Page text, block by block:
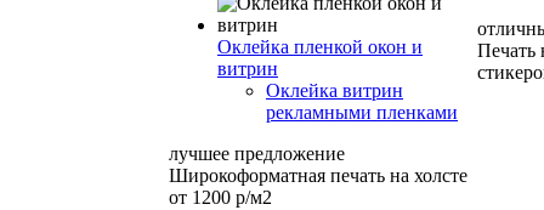
Оклейка пленкой окон и
витрин
Оклейка витрин
рекламными пленками
лучшее предложение
Широкоформатная печать на холсте
от 1200 р/м2
Печать